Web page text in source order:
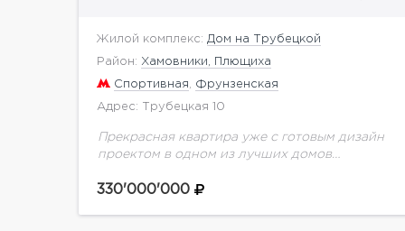
Жилой комплекс: Дом на Трубецкой
Район: Хамовники, Плющиха
Спортивная Фрунзенская
Адрес: Трубецкая 10
Прекрасная квартира уже с готовым дизайн
проектом в одном из лучших домов
очень грамотная планировка: большая
330'000'000